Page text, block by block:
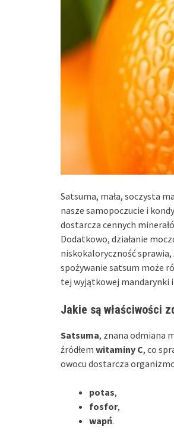
Satsuma, mała, soczysta
nasze samopoczucie i
dostarcza cennych
Dodatkowo, działanie
niskokaloryczność sprawia,
spożywanie satsum może
tej wyjątkowej mandarynki
Jakie są właściwości
Satsuma, znana odmiana
źródłem witaminy C, co
owocu dostarcza
potas,
fosfor,
wapń.